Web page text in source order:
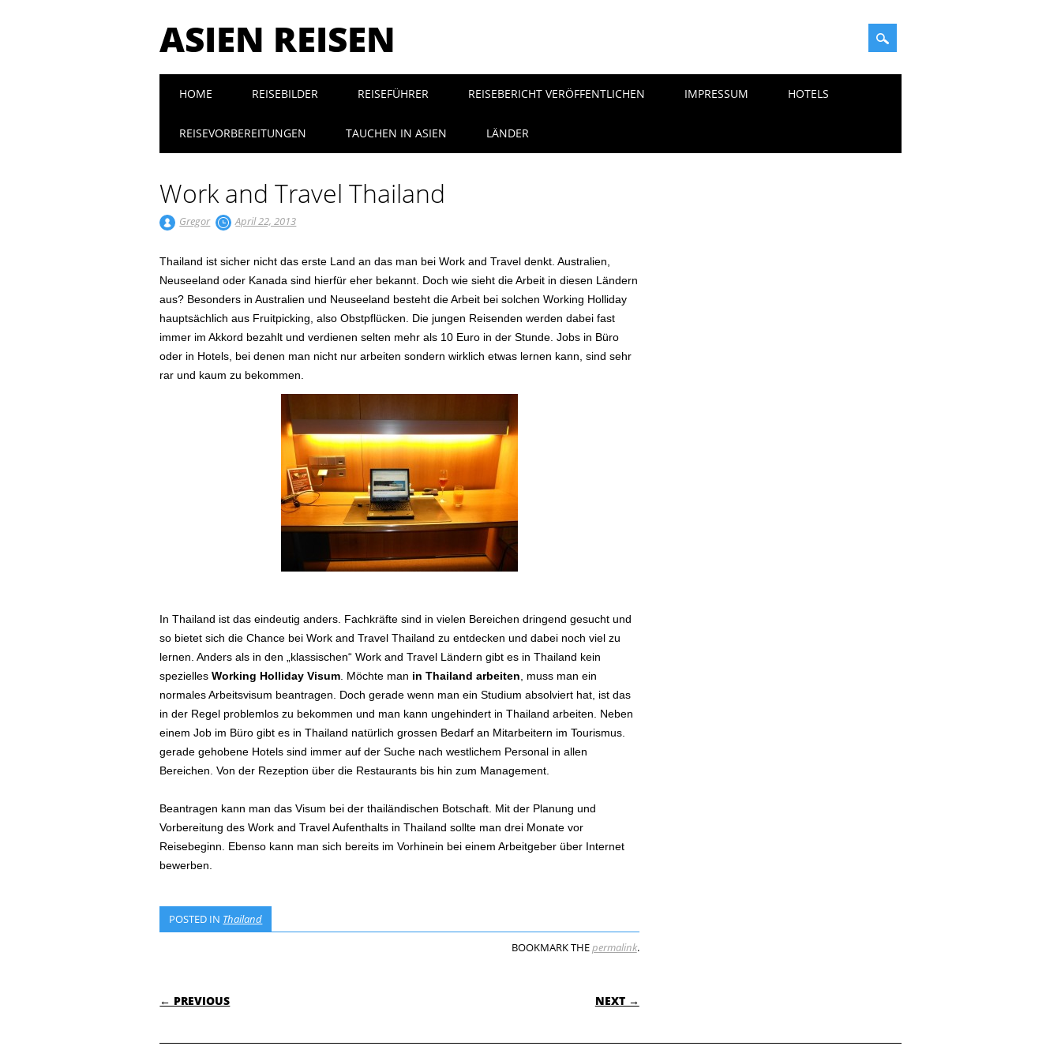
ASIEN REISEN
Main menu
HOME REISEBILDER REISEFÜHRER REISEBERICHT VERÖFFENTLICHEN IMPRESSUM HOTELS
REISEVORBEREITUNGEN TAUCHEN IN ASIEN LÄNDER
Work and Travel Thailand
Gregor April 22, 2013
Thailand ist sicher nicht das erste Land an das man bei Work and Travel denkt. Australien,
Neuseeland oder Kanada sind hierfür eher bekannt. Doch wie sieht die Arbeit in diesen Ländern
aus? Besonders in Australien und Neuseeland besteht die Arbeit bei solchen Working Holliday
hauptsächlich aus Fruitpicking, also Obstpflücken. Die jungen Reisenden werden dabei fast
immer im Akkord bezahlt und verdienen selten mehr als 10 Euro in der Stunde. Jobs in Büro
oder in Hotels, bei denen man nicht nur arbeiten sondern wirklich etwas lernen kann, sind sehr
rar und kaum zu bekommen.
In Thailand ist das eindeutig anders. Fachkräfte sind in vielen Bereichen dringend gesucht und
so bietet sich die Chance bei Work and Travel Thailand zu entdecken und dabei noch viel zu
lernen. Anders als in den „klassischen“ Work and Travel Ländern gibt es in Thailand kein
speziellesWorking Holliday Visum . Möchte man in Thailand arbeiten , muss man ein
normales Arbeitsvisum beantragen. Doch gerade wenn man ein Studium absolviert hat, ist das
in der Regel problemlos zu bekommen und man kann ungehindert in Thailand arbeiten. Neben
einem Job im Büro gibt es in Thailand natürlich grossen Bedarf an Mitarbeitern im Tourismus.
gerade gehobene Hotels sind immer auf der Suche nach westlichem Personal in allen
Bereichen. Von der Rezeption über die Restaurants bis hin zum Management.
Beantragen kann man das Visum bei der thailändischen Botschaft. Mit der Planung und
Vorbereitung des Work and Travel Aufenthalts in Thailand sollte man drei Monate vor
Reisebeginn. Ebenso kann man sich bereits im Vorhinein bei einem Arbeitgeber über Internet
bewerben.
POSTED IN Thailand
BOOKMARK THEpermalink.
POST NAVIGATION
← PREVIOUS NEXT →